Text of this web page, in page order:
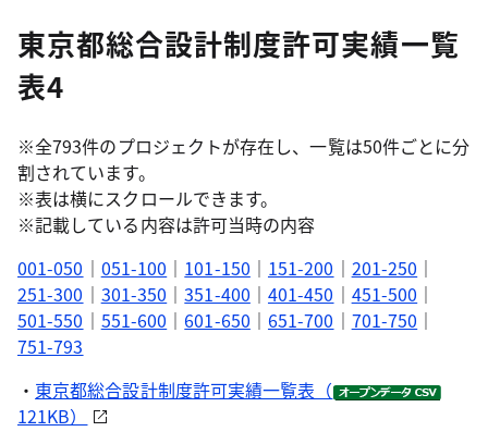
東京都総合設計制度許可実績一覧
表4
※全793件のプロジェクトが存在し、一覧は50件ごとに分
割されています。
※表は横にスクロールできます。
※記載している内容は許可当時の内容
001-050 ｜ 051-100 ｜ 101-150 ｜ 151-200 ｜ 201-250 ｜
251-300 ｜ 301-350 ｜351-400 ｜ 401-450 ｜ 451-500 ｜
501-550 ｜ 551-600 ｜ 601-650 ｜ 651-700 ｜ 701-750 ｜
751-793
・ 東京都総合設計制度許可実績一覧表（
121KB）